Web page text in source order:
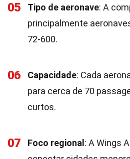
05 Tipo de aeronave: A
principalmente
72-600.
06 Capacidade: Cada
para cerca de 70
curtos.
07 Foco regional : A Wings